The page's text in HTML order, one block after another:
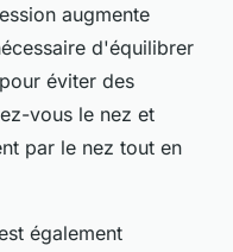
augmente
d'équilibrer
éviter des
vous le nez et
par le nez tout en
également